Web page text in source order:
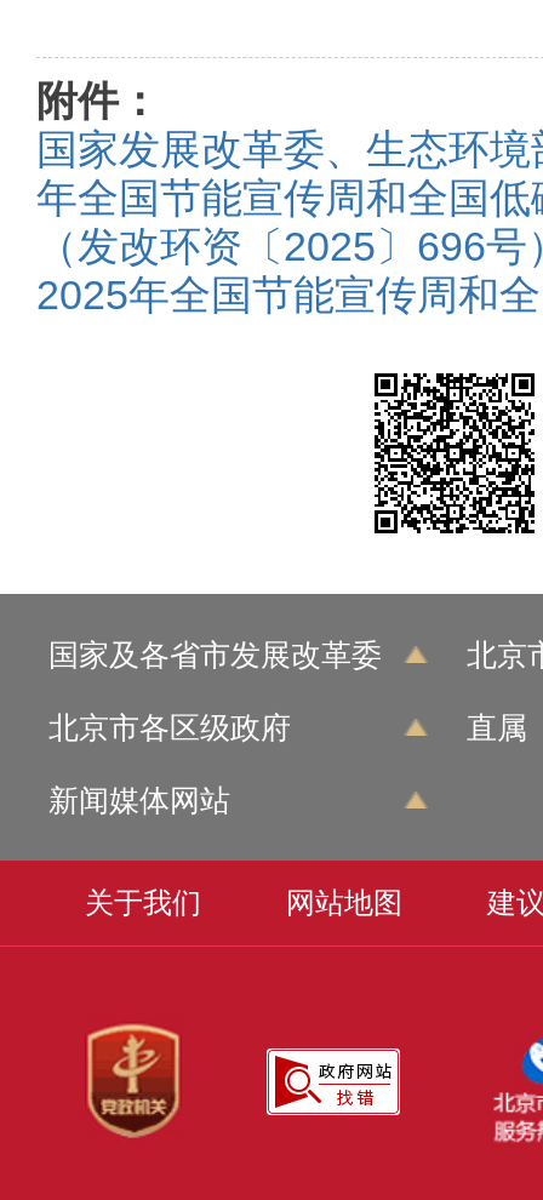
附件：
国家发展改革委、生态环
年全国节能宣传周和全国
（发改环资〔2025〕696号
2025年全国节能宣传周和
国家及各省市发展改革委 北京
北京市各区级政府 直属
新闻媒体网站
关于我们 网站地图 建